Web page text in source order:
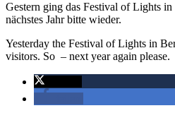
Gestern ging das Festival of Lights
nächstes Jahr bitte wieder.
Yesterday the Festival of Lights in
visitors. So – next year again please.